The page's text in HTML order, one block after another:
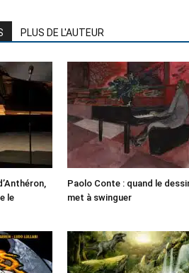
PLUS DE L'AUTEUR
le
Paolo Conte : quand le
met à swinguer